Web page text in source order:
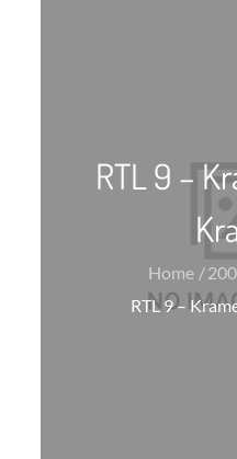
RTL 9 –
Home
RTL 9 –